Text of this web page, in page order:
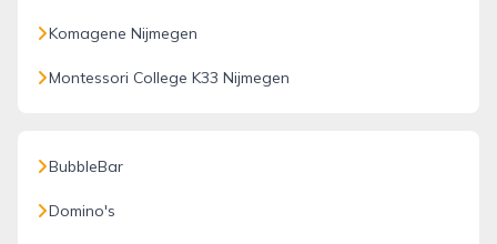
Komagene Nijmegen
Montessori College K33 Nijmegen
BubbleBar
Domino's